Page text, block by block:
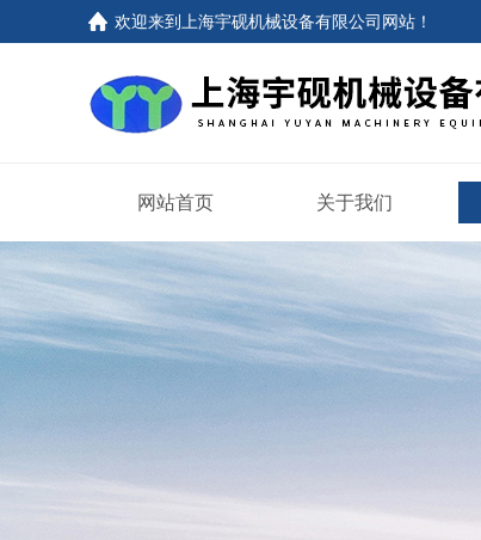
欢迎来到上海宇砚机械设备有限公司网站！
网站首页 关于我们